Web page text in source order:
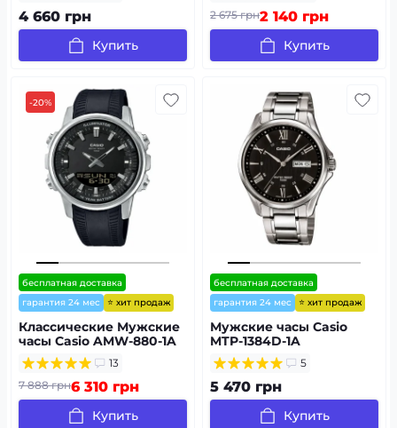
4 660 грн
Купить
2 675 грн2 140 грн
Купить
-20%
бесплатная доставка
гарантия 24 мес
⭐ хит продаж
Классические Мужские
часы Casio AMW-880-1A
стальные,
водонепроницаемые,
Япония
13
7 888 грн6 310 грн
Купить
бесплатная доставка
гарантия 24 мес
⭐ хит продаж
Мужские часы Casio
MTP-1384D-1A
5
5 470 грн
Купить